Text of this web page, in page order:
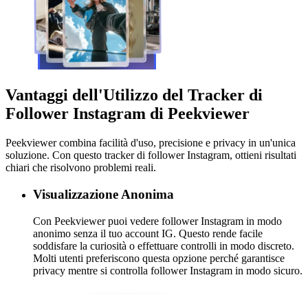
Vantaggi dell'Utilizzo del Tracker di
Follower Instagram di Peekviewer
Peekviewer combina facilità d'uso, precisione e privacy in un'unica
soluzione. Con questo tracker di follower Instagram, ottieni risultati
chiari che risolvono problemi reali.
Visualizzazione Anonima
Con Peekviewer puoi vedere follower Instagram in modo
anonimo senza il tuo account IG. Questo rende facile
soddisfare la curiosità o effettuare controlli in modo discreto.
Molti utenti preferiscono questa opzione perché garantisce
privacy mentre si controlla follower Instagram in modo sicuro.